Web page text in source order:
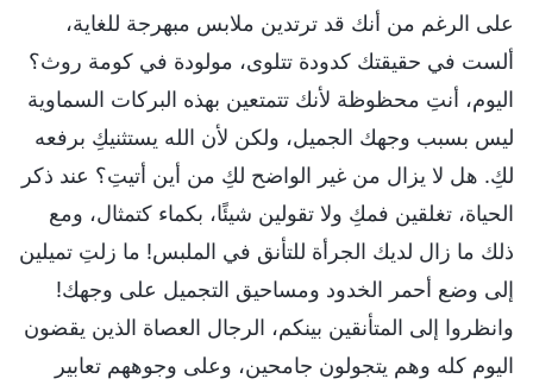
على الرغم من أنك قد ترتدين ملابس مبهرجة للغاية،
ألست في حقيقتك كدودة تتلوى، مولودة في كومة روث؟
اليوم، أنتِ محظوظة لأنك تتمتعين بهذه البركات السماوية
ليس بسبب وجهك الجميل، ولكن لأن الله يستثنيكِ برفعه
لكِ. هل لا يزال من غير الواضح لكِ من أين أتيتِ؟ عند ذكر
الحياة، تغلقين فمكِ ولا تقولين شيئًا، بكماء كتمثال، ومع
ذلك ما زال لديك الجرأة للتأنق في الملبس! ما زلتِ تميلين
إلى وضع أحمر الخدود ومساحيق التجميل على وجهك!
وانظروا إلى المتأنقين بينكم، الرجال العصاة الذين يقضون
اليوم كله وهم يتجولون جامحين، وعلى وجوههم تعابير